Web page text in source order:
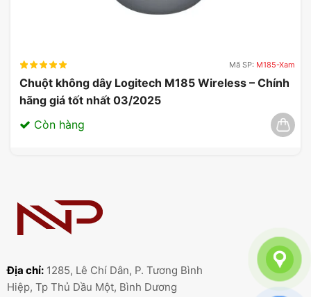
Mã SP: M185-Xam
Chuột không dây Logitech M185 Wireless – Chính
hãng giá tốt nhất 03/2025
Còn hàng
Địa chỉ: 1285, Lê Chí Dân, P. Tương Bình
Hiệp, Tp Thủ Dầu Một, Bình Dương